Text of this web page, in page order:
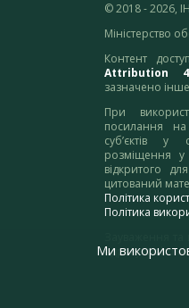
© 2018 - 2026,
Міністерство
Контент
Attribution
зазначено
При
посилання на
суб’єктів у
розміщення у
відкритого
цитований
Політика
Політика
адресу:
Ми